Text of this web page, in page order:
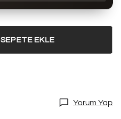
SEPETE EKLE
Yorum Yap